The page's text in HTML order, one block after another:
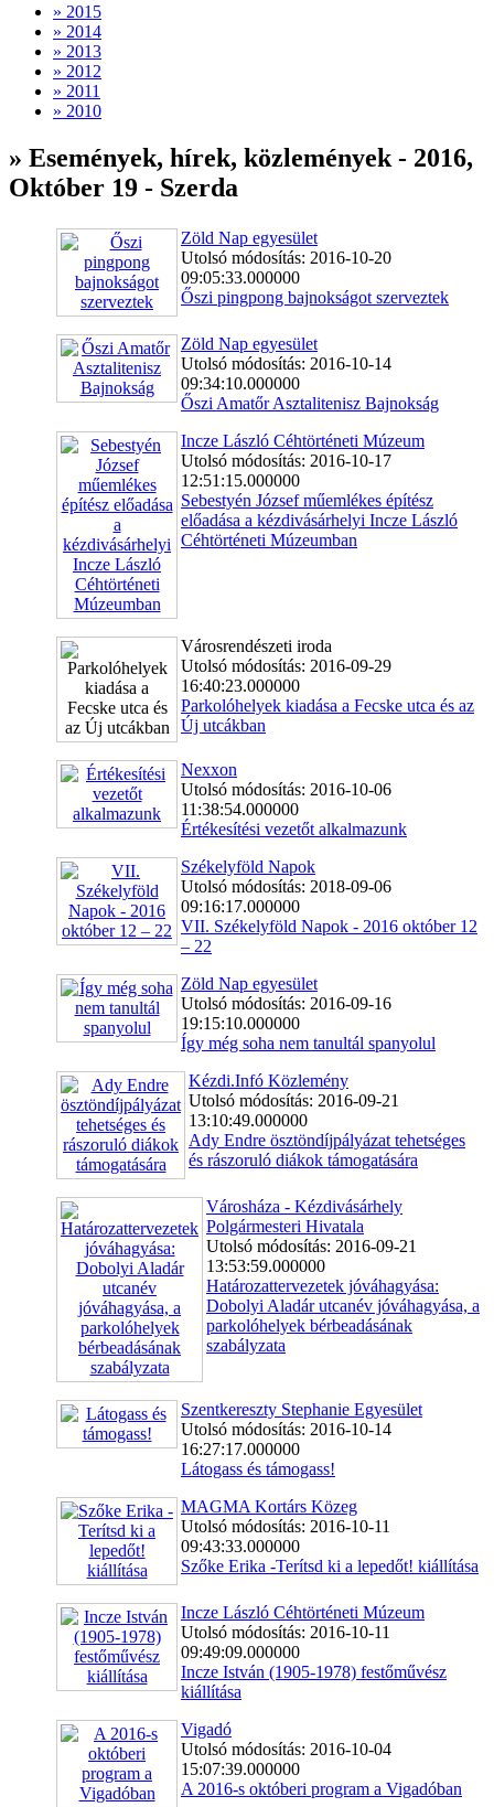
» 2015
» 2014
» 2013
» 2012
» 2011
» 2010
» Események, hírek, közlemények - 2016,
Október 19 - Szerda
Zöld Nap egyesület
Utolsó módosítás: 2016-10-20
09:05:33.000000
Őszi pingpong bajnokságot szerveztek
Zöld Nap egyesület
Utolsó módosítás: 2016-10-14
09:34:10.000000
Őszi Amatőr Asztalitenisz Bajnokság
Incze László Céhtörténeti Múzeum
Utolsó módosítás: 2016-10-17
12:51:15.000000
Sebestyén József műemlékes építész
előadása a kézdivásárhelyi Incze László
Céhtörténeti Múzeumban
Városrendészeti iroda
Utolsó módosítás: 2016-09-29
16:40:23.000000
Parkolóhelyek kiadása a Fecske utca és az
Új utcákban
Nexxon
Utolsó módosítás: 2016-10-06
11:38:54.000000
Értékesítési vezetőt alkalmazunk
Székelyföld Napok
Utolsó módosítás: 2018-09-06
09:16:17.000000
VII. Székelyföld Napok - 2016 október 12
– 22
Zöld Nap egyesület
Utolsó módosítás: 2016-09-16
19:15:10.000000
Így még soha nem tanultál spanyolul
Kézdi.Infó Közlemény
Utolsó módosítás: 2016-09-21
13:10:49.000000
Ady Endre ösztöndíjpályázat tehetséges
és rászoruló diákok támogatására
Városháza - Kézdivásárhely
Polgármesteri Hivatala
Utolsó módosítás: 2016-09-21
13:53:59.000000
Határozattervezetek jóváhagyása:
Dobolyi Aladár utcanév jóváhagyása, a
parkolóhelyek bérbeadásának
szabályzata
Szentkereszty Stephanie Egyesület
Utolsó módosítás: 2016-10-14
16:27:17.000000
Látogass és támogass!
MAGMA Kortárs Közeg
Utolsó módosítás: 2016-10-11
09:43:33.000000
Szőke Erika -Terítsd ki a lepedőt! kiállítása
Incze László Céhtörténeti Múzeum
Utolsó módosítás: 2016-10-11
09:49:09.000000
Incze István (1905-1978) festőművész
kiállítása
Vigadó
Utolsó módosítás: 2016-10-04
15:07:39.000000
A 2016-s októberi program a Vigadóban